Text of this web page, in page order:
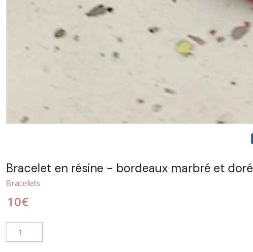
Bracelet en résine - bordeaux marbré et doré
Bracelets
10€